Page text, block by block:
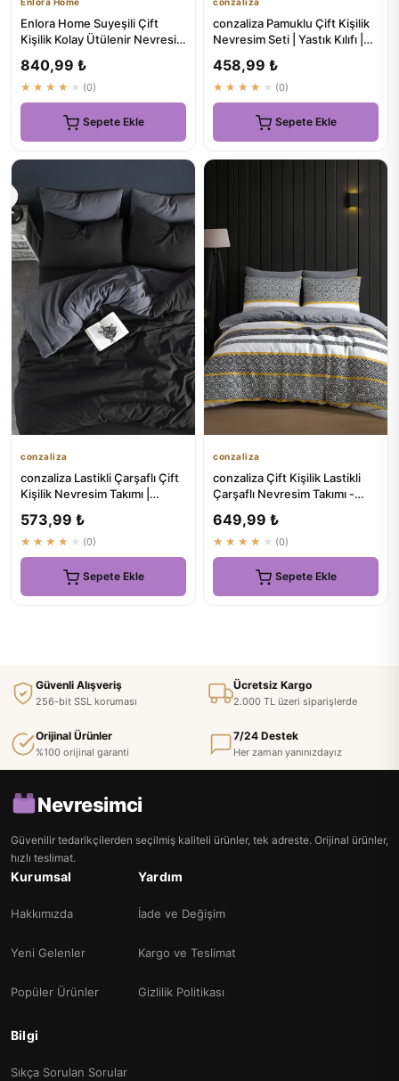
Enlora Home Suyeşili Çift
Kişilik Kolay Ütülenir Nevresim
840,99 ₺
★★★★★ (0)
Sepete Ekle
conzaliza Pamuklu Çift Kişilik
Nevresim Seti | Yastık Kılıfı |
458,99 ₺
★★★★★ (0)
Sepete Ekle
conzaliza
conzaliza Lastikli Çarşaflı Çift
Kişilik Nevresim Takımı |
573,99 ₺
★★★★★ (0)
Sepete Ekle
conzaliza
conzaliza Çift Kişilik Lastikli
Çarşaflı Nevresim Takımı -
649,99 ₺
★★★★★ (0)
Sepete Ekle
Güvenli Alışveriş
256-bit SSL koruması
Ücretsiz Kargo
2.000 TL üzeri siparişlerde
Orijinal Ürünler
%100 orijinal garanti
7/24 Destek
Her zaman yanınızdayız
Nevresimci
Güvenilir tedarikçilerden seçilmiş kaliteli ürünler, tek adreste. Orijinal ürünler,
hızlı teslimat.
Kurumsal
Hakkımızda
Yeni Gelenler
Popüler Ürünler
Yardım
İade ve Değişim
Kargo ve Teslimat
Gizlilik Politikası
Bilgi
Sıkça Sorulan Sorular